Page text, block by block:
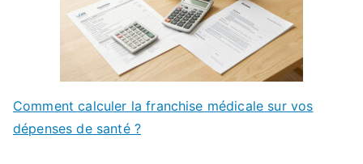
Comment calculer la franchise médicale sur vos
dépenses de santé ?